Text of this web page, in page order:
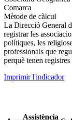
Comarca
Mètode de càlcul
La Direcció General
registrar les
polítiques, les
professionals que
perquè tenen
Imprimir l'indicador
Assistència